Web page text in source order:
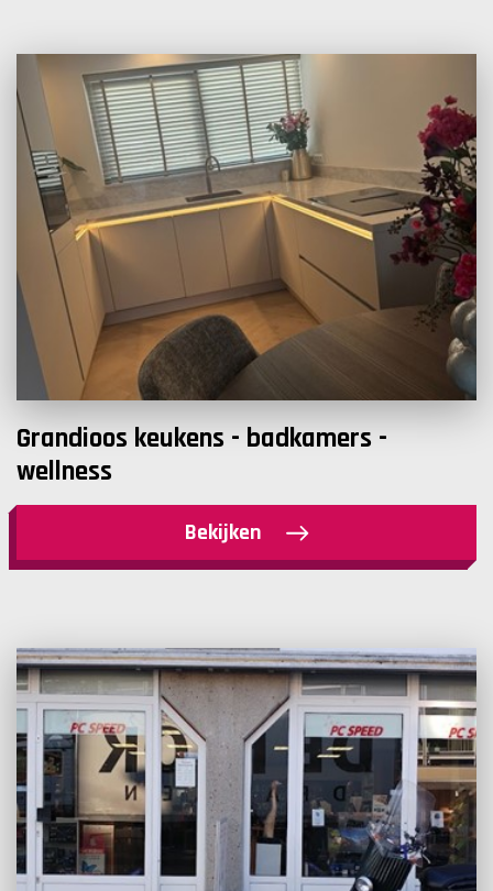
Grandioos keukens - badkamers -
wellness
Bekijken